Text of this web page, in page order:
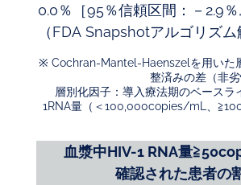
0.0％［95％信頼区間：－2.9％,
（FDA Snapshotアルゴリズム
※ Cochran-Mantel-Haenszelを用いた
整済みの差（非
層別化因子：導入療法期のベースラ
1RNA量（＜100,000copies/mL、
血漿中HIV-1 RNA量
確認された患者の